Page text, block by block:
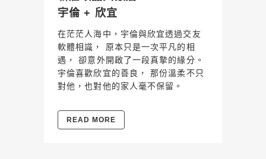
宇倫 + 欣宜
在茫茫人海中，宇倫與欣宜透過交友
軟體相識， 原本只是一次平凡的相
遇， 卻意外開啟了一段真摯的緣分。
宇倫喜歡欣宜的善良， 那份溫柔不只
對他，也對他的家人毫不保留。
READ MORE